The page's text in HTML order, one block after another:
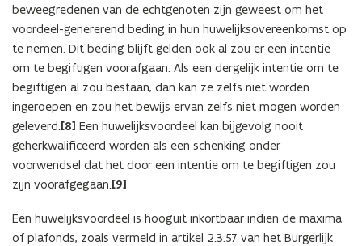
beweegredenen van de echtgenoten zijn geweest om het
voordeel-genererend beding in hun huwelijksovereenkomst op
te nemen. Dit beding blijft gelden ook al zou er een intentie
om te begiftigen voorafgaan. Als een dergelijk intentie om te
begiftigen al zou bestaan, dan kan ze zelfs niet worden
ingeroepen en zou het bewijs ervan zelfs niet mogen worden
geleverd.[8] Een huwelijksvoordeel kan bijgevolg nooit
geherkwalificeerd worden als een schenking onder
voorwendsel dat het door een intentie om te begiftigen zou
zijn voorafgegaan.[9]
Een huwelijksvoordeel is hooguit inkortbaar indien de maxima
of plafonds, zoals vermeld in artikel 2.3.57 van het Burgerlijk